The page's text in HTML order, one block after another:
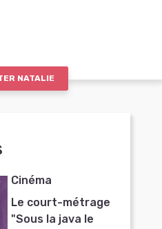
NATALIE
Cinéma
Le court-métrage
"Sous la java le